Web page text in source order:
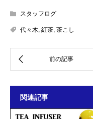
スタッフログ
代々木 紅茶 茶こし
関連記事